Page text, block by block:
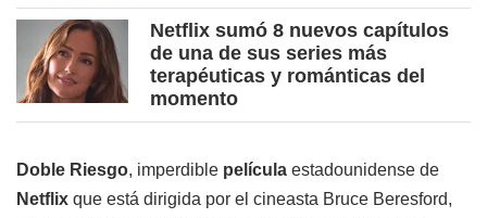
Netflix sumó 8 nuevos capítulos
de una de sus series más
terapéuticas y románticas del
momento
Doble Riesgo, imperdible película estadounidense de
Netflix que está dirigida por el cineasta Bruce Beresford,